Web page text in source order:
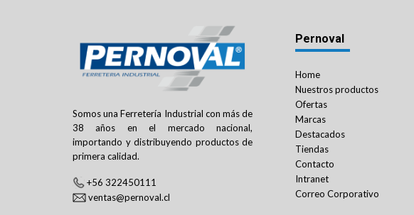
Somos una Ferretería Industrial con más de
38 años en el mercado nacional,
importando y distribuyendo productos de
primera calidad.
+56 322450111
ventas@pernoval.cl
Pernoval
Home
Nuestros productos
Ofertas
Marcas
Destacados
Tiendas
Contacto
Intranet
Correo Corporativo